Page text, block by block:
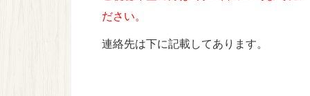
ださい。
連絡先は下に記載してあります。